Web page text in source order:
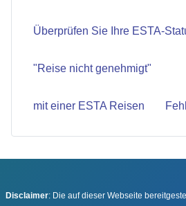
Überprüfen Sie Ihre ESTA-
"Reise nicht genehmigt"
mit einer ESTA Reisen
Disclaimer: Die auf dieser Webseite